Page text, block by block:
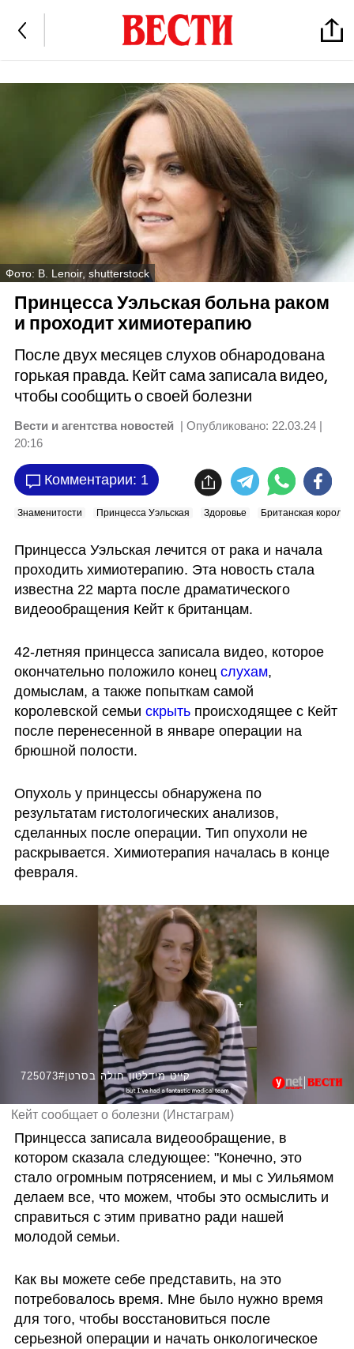
Фото: B. Lenoir, shutterstock
Принцесса Уэльская больна раком
и проходит химиотерапию
После двух месяцев слухов обнародована
горькая правда. Кейт сама записала видео,
чтобы сообщить о своей болезни
Вести и агентства новостей | Опубликовано: 22.03.24 |
20:16
Комментарии: 1
Знаменитости Принцесса Уэльская Здоровье Британская
Принцесса Уэльская лечится от рака и начала
проходить химиотерапию. Эта новость стала
известна 22 марта после драматического
видеообращения Кейт к британцам.
42-летняя принцесса записала видео, которое
окончательно положило конец слухам,
домыслам, а также попыткам самой
королевской семьи скрыть происходящее с Кейт
после перенесенной в январе операции на
брюшной полости.
Опухоль у принцессы обнаружена по
результатам гистологических анализов,
сделанных после операции. Тип опухоли не
раскрывается. Химиотерапия началась в конце
февраля.
725073#קייט מידלטון חולה בסרטן
Кейт сообщает о болезни (Инстаграм)
Принцесса записала видеообращение, в
котором сказала следующее: "Конечно, это
стало огромным потрясением, и мы с Уильямом
делаем все, что можем, чтобы это осмыслить и
справиться с этим приватно ради нашей
молодой семьи.
Как вы можете себе представить, на это
потребовалось время. Мне было нужно время
для того, чтобы восстановиться после
серьезной операции и начать онкологическое